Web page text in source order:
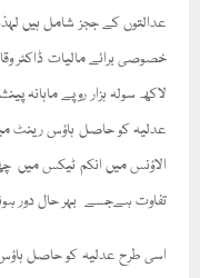
عدالتوں کے ججز شامل ہیں
خصوصی برائے مالیات ڈاکٹر
لاکھ سولہ ہزار روپے ماہانہ
عدلیہ کو حاصل ہاؤس رینٹ
الاؤنس میں انکم ٹیکس میں
تفاوت ہےجسے بہر حال دور
اسی طرح عدلیہ کو حاصل